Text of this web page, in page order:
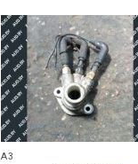
A3